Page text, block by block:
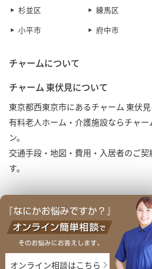
杉並区 練馬区
小平市
府中市
チャームについて
チャーム 東伏見について
東京都西東京市にあるチャーム 東伏見
有料老人ホーム・介護施設ならチャ
ン。
交通手段・地図・費用・入居者のご
す。
オンライン相談はこちら